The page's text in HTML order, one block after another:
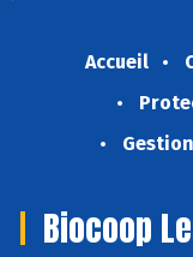
Accueil
Biocoop